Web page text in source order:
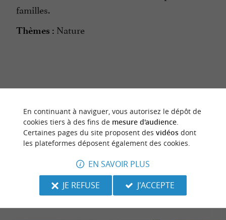
familles.
Thèmes : Nature
Source :Sirtaqui-Crédit photo :OITMIMIZAN -
BY-NC-ND 4.0
NOUS AVONS TESTÉPOUR VOUS
En continuant à naviguer, vous autorisez le dépôt de
cookies tiers à des fins de mesure d'audience.
Certaines pages du site proposent des vidéosdont
les plateformes déposent également des cookies.
EN SAVOIR PLUS
JE REFUSE
J'ACCEPTE